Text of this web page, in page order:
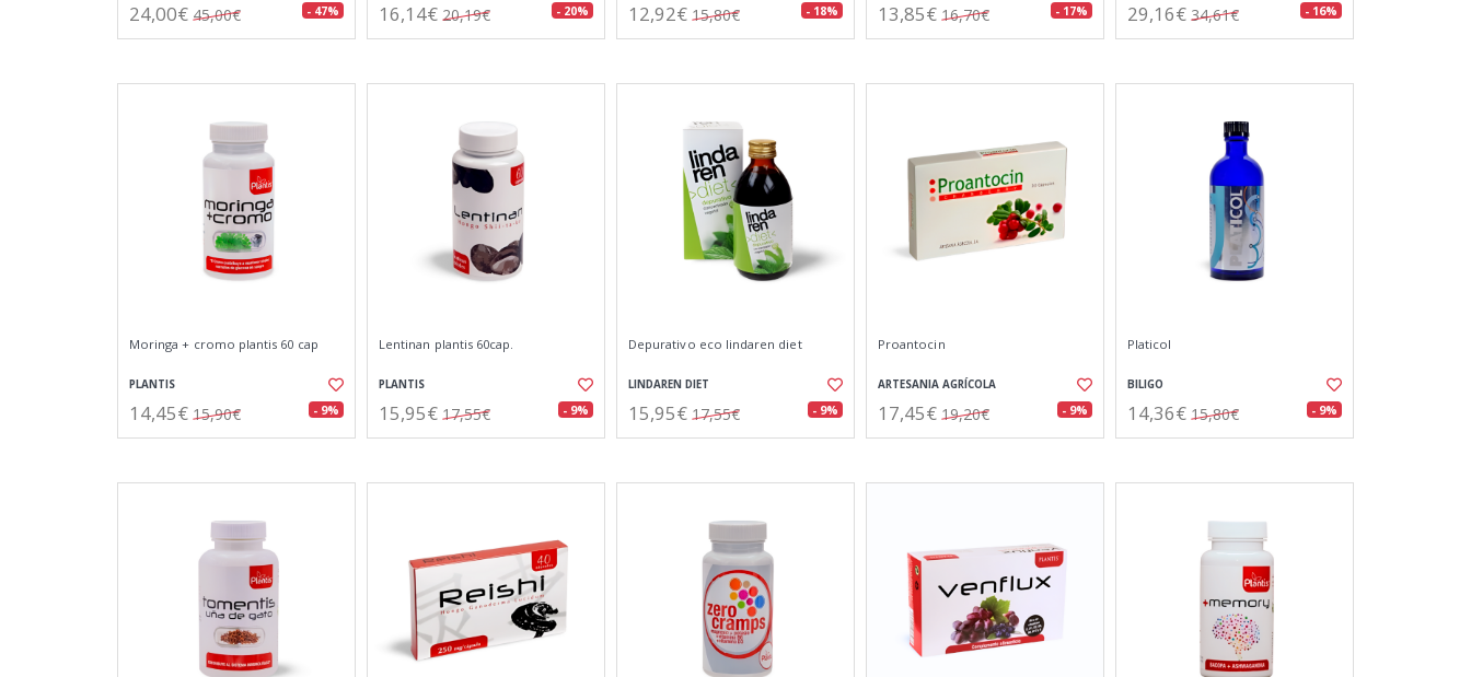
24,00€ 45,00€ - 47% 16,14€ 20,19€ - 20% 12,92€ 15,80€ - 18% 13,85€ 16,70€ - 17% 29,16€ 34,61€ - 16%
Moringa + cromo plantis 60 cap
PLANTIS
14,45€ 15,90€ - 9%
Lentinan plantis 60cap.
PLANTIS
15,95€ 17,55€ - 9%
Depurativo eco lindaren diet
LINDAREN DIET
15,95€ 17,55€ - 9%
Proantocin
ARTESANIA AGRÍCOLA
17,45€ 19,20€ - 9%
Platicol
BILIGO
14,36€ 15,80€ - 9%